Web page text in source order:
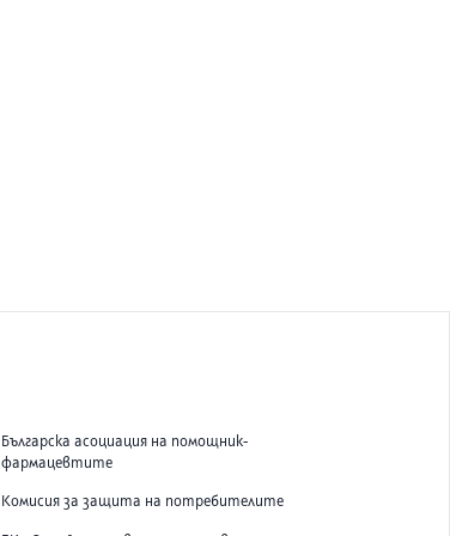
Българска асоциация на помощник-
фармацевтите
Комисия за защита на потребителите